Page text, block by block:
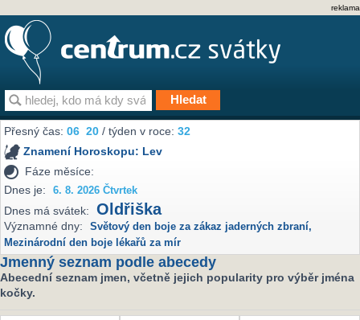
reklama
Přesný čas:06 20 / týden v roce:32
Znamení Horoskopu: Lev
Fáze měsíce:
Dnes je:
6. 8. 2026 Čtvrtek
Dnes má svátek: Oldřiška
Významné dny: Světový den boje za zákaz jaderných zbraní,
Mezinárodní den boje lékařů za mír
Jmenný seznam podle abecedy
Abecední seznam jmen, včetně jejich popularity pro výběr jména
kočky.